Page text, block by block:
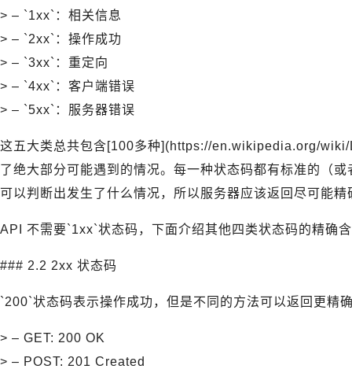
> – `1xx`：相关信息
> – `2xx`：操作成功
> – `3xx`：重定向
> – `4xx`：客户端错误
> – `5xx`：服务器错误
这五大类总共包含[100多种](https://en.wikipedia.org/
了绝大部分可能遇到的情况。每一种状态码都有标准的（
可以判断出发生了什么情况，所以服务器应该返回尽可能精
API 不需要`1xx`状态码，下面介绍其他四类状态码的精确
### 2.2 2xx 状态码
`200`状态码表示操作成功，但是不同的方法可以返回更精
> – GET: 200 OK
> – POST: 201 Created